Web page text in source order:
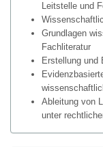
Leitstelle und
Grundlagen
Fachliteratur
Erstellung und
Ableitung von
unter